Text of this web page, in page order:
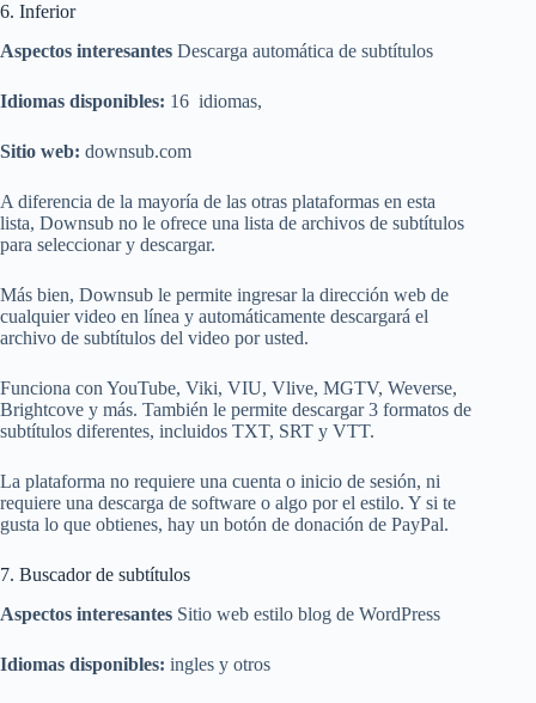
6. Inferior
Aspectos interesantes Descarga automática de subtítulos
Idiomas disponibles: 16 idiomas,
Sitio web: downsub.com
A diferencia de la mayoría de las otras plataformas en esta
lista, Downsub no le ofrece una lista de archivos de subtítulos
para seleccionar y descargar.
Más bien, Downsub le permite ingresar la dirección web de
cualquier video en línea y automáticamente descargará el
archivo de subtítulos del video por usted.
Funciona con YouTube, Viki, VIU, Vlive, MGTV, Weverse,
Brightcove y más. También le permite descargar 3 formatos de
subtítulos diferentes, incluidos TXT, SRT y VTT.
La plataforma no requiere una cuenta o inicio de sesión, ni
requiere una descarga de software o algo por el estilo. Y si te
gusta lo que obtienes, hay un botón de donación de PayPal.
7. Buscador de subtítulos
Aspectos interesantes Sitio web estilo blog de WordPress
Idiomas disponibles: ingles y otros